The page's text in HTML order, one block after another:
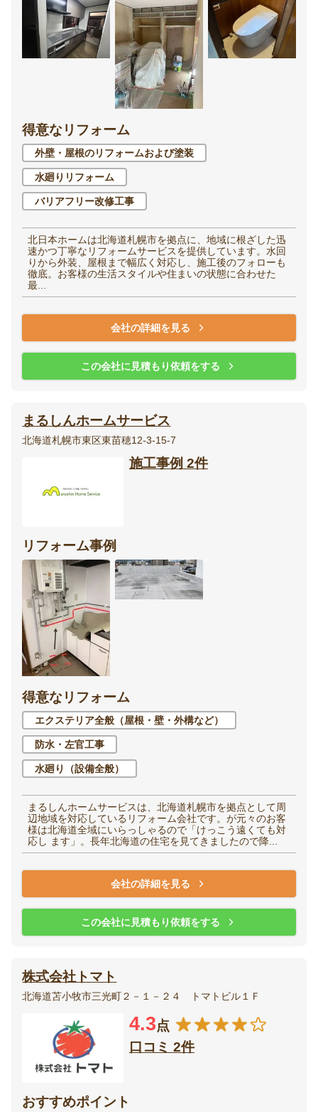
得意なリフォーム
外壁・屋根のリフォームおよび塗装
水廻りリフォーム
バリアフリー改修工事
北日本ホームは北海道札幌市を拠点に、地域に根ざした迅
速かつ丁寧なリフォームサービスを提供しています。水回
りから外装、屋根まで幅広く対応し、施工後のフォローも
徹底。お客様の生活スタイルや住まいの状態に合わせた
最...
会社の詳細を見る
この会社に見積もり依頼をする
まるしんホームサービス
北海道札幌市東区東苗穂12-3-15-7
施工事例 2件
リフォーム事例
得意なリフォーム
エクステリア全般（屋根・壁・外構など）
防水・左官工事
水廻り（設備全般）
まるしんホームサービスは、北海道札幌市を拠点として周
辺地域を対応しているリフォーム会社です。が元々のお客
様は北海道全域にいらっしゃるので「けっこう遠くても対
応し ます」。長年北海道の住宅を見てきましたので降...
会社の詳細を見る
この会社に見積もり依頼をする
株式会社トマト
北海道苫小牧市三光町２－１－２４ トマトビル１Ｆ
4.3点
口コミ 2件
おすすめポイント